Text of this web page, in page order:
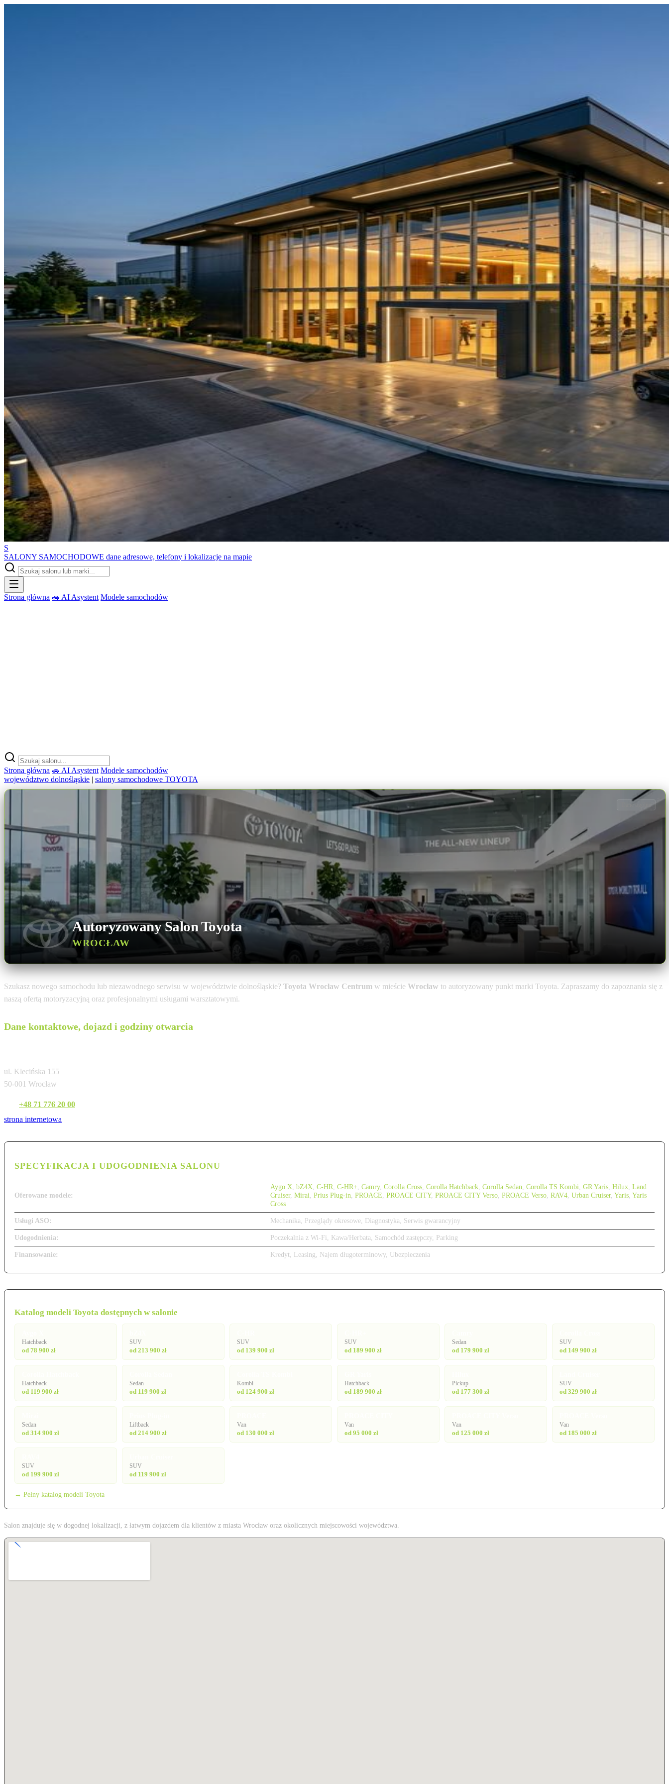
S
SALONY SAMOCHODOWE dane adresowe, telefony i lokalizacje na mapie
Strona główna 🚗 AI Asystent Modele samochodów
Strona główna 🚗 AI Asystent Modele samochodów
województwo dolnośląskie | salony samochodowe TOYOTA
Autoryzowany Salon Toyota
WROCŁAW
Szukasz nowego samochodu lub niezawodnego serwisu w województwie dolnośląskie? Toyota Wrocław Centrum w mieście Wrocław to autoryzowany punkt marki Toyota. Zapraszamy do zapoznania się z
naszą ofertą motoryzacyjną oraz profesjonalnymi usługami warsztatowymi.
Dane kontaktowe, dojazd i godziny otwarcia
ul. Klecińska 155
50-001 Wrocław
+48 71 776 20 00
strona internetowa
SPECYFIKACJA I UDOGODNIENIA SALONU
Oferowane modele:
Aygo X bZ4X C-HR C-HR+ Camry, Corolla Cross Corolla Hatchback Corolla Sedan Corolla TS Kombi GR Yaris Hilux Land
Cruiser, Mirai Prius Plug-in PROACE PROACE CITY, PROACE CITY Verso PROACE Verso RAV4 Urban Cruiser, Yaris Yaris
Cross
Usługi ASO: Mechanika, Przeglądy okresowe, Diagnostyka, Serwis gwarancyjny
Udogodnienia: Poczekalnia z Wi-Fi, Kawa/Herbata, Samochód zastępczy, Parking
Finansowanie: Kredyt, Leasing, Najem długoterminowy, Ubezpieczenia
Katalog modeli Toyota dostępnych w salonie
Hatchback
od 78 900 zł
SUV
od 213 900 zł
SUV
od 139 900 zł
SUV
od 189 900 zł
Sedan
od 179 900 zł
SUV
od 149 900 zł
Hatchback
od 119 900 zł
Sedan
od 119 900 zł
Kombi
od 124 900 zł
Hatchback
od 189 900 zł
Pickup
od 177 300 zł
SUV
od 329 900 zł
Sedan
od 314 900 zł
Liftback
od 214 900 zł
Van
od 130 000 zł
Van
od 95 000 zł
Van
od 125 000 zł
Van
od 185 000 zł
SUV
od 199 900 zł
SUV
od 119 900 zł
→ Pełny katalog modeli Toyota
Salon znajduje się w dogodnej lokalizacji, z łatwym dojazdem dla klientów z miasta Wrocław oraz okolicznych miejscowości województwa.